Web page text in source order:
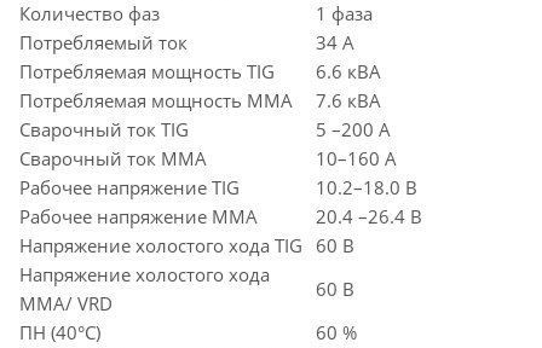
Количество фаз
1 фаза
Потребляемый ток
34 А
Потребляемая мощность TIG
6.6 кВА
Потребляемая мощность MMA
7.6 кВА
Сварочный ток TIG
5 –200 А
Сварочный ток MMA
10–160 А
Рабочее напряжение TIG
10.2–18.0 В
Рабочее напряжение MMA
20.4 –26.4 В
Напряжение холостого хода TIG
60 В
Напряжение холостого хода
MMA/ VRD
60 В
ПН (40°C)
60 %